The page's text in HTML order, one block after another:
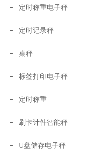
定时称重电子秤
定时记录秤
桌秤
标签打印电子秤
定时称重
刷卡计件智能秤
U盘储存电子秤